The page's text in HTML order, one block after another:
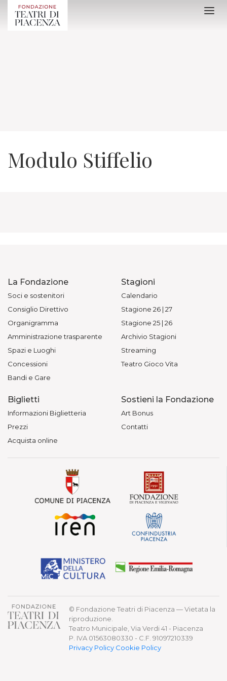
Modulo Stiffelio
La Fondazione
Soci e sostenitori
Consiglio Direttivo
Organigramma
Amministrazione trasparente
Spazi e Luoghi
Concessioni
Bandi e Gare
Stagioni
Calendario
Stagione 26 | 27
Stagione 25 | 26
Archivio Stagioni
Streaming
Teatro Gioco Vita
Biglietti
Informazioni Biglietteria
Prezzi
Acquista online
Sostieni la Fondazione
Art Bonus
Contatti
© Fondazione Teatri di Piacenza — Vietata la
riproduzione.
Teatro Municipale, Via Verdi 41 - Piacenza
P. IVA 01563080330 - C.F. 91097210339
Privacy Policy Cookie Policy